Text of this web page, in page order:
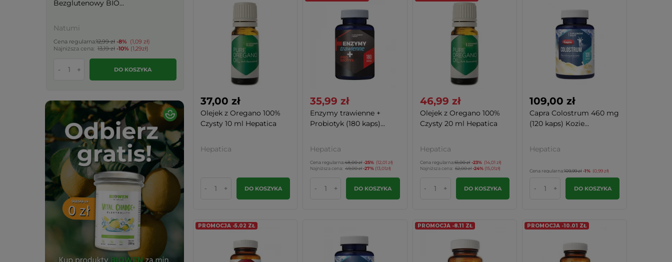
Bezglutenowy BIO...
Natumi
Cena regularna:12,99 zł -8% (1,09 zł)
Najniższa cena: 13,19 zł -10% (1,29zł)
- + DO KOSZYKA
37,00 zł
Olejek z Oregano 100%
Czysty 10 ml Hepatica
Hepatica
- + DO KOSZYKA
35,99 zł
Enzymy trawienne +
Probiotyk (180 kaps)...
Hepatica
Cena regularna:48,00 zł -25% (12,01 zł)
Najniższa cena: 49,00 zł-27% (13,01zł)
- + DO KOSZYKA
46,99 zł
Olejek z Oregano 100%
Czysty 20 ml Hepatica
Hepatica
Cena regularna:61,00 zł-23% (14,01 zł)
Najniższa cena: 62,00 zł -24%(15,01zł)
- + DO KOSZYKA
109,00 zł
Capra Colostrum 460 mg
(120 kaps) Kozie...
Hepatica
Cena regularna:109,99 zł-1% (0,99 zł)
- + DO KOSZYKA
PROMOCJA -5.02 ZŁ PROMOCJA -8.11 ZŁ PROMOCJA -10.01 ZŁ